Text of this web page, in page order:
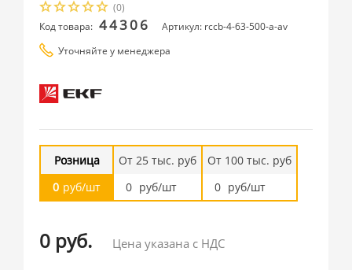
(0)
Код товара: 44306
Артикул: rccb-4-63-500-a-av
Уточняйте у менеджера
Розница
0 руб/шт
От 25 тыс. руб
0 руб/шт
От 100 тыс. руб
0 руб/шт
0 руб. Цена указана с НДС